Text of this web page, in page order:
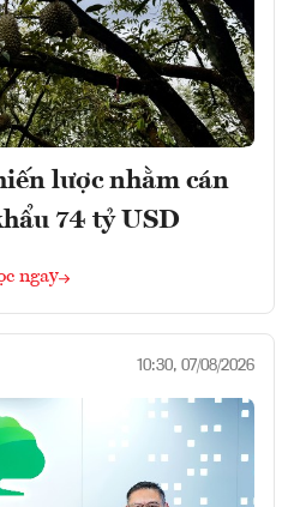
lược nhằm cán
74 tỷ USD
ngay
10:30, 07/08/2026